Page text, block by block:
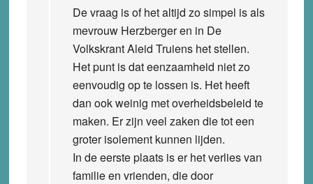
De vraag is of het altijd zo simpel is als
mevrouw Herzberger en in De
Volkskrant Aleid Truiens het stellen.
Het punt is dat eenzaamheid niet zo
eenvoudig op te lossen is. Het heeft
dan ook weinig met overheidsbeleid te
maken. Er zijn veel zaken die tot een
groter isolement kunnen lijden.
In de eerste plaats is er het verlies van
familie en vrienden, die door